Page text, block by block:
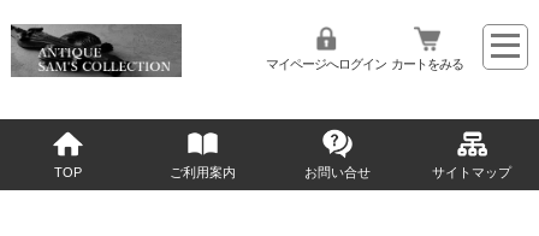
マイページへログイン カートをみる
TOP ご利用案内 お問い合せ サイトマップ